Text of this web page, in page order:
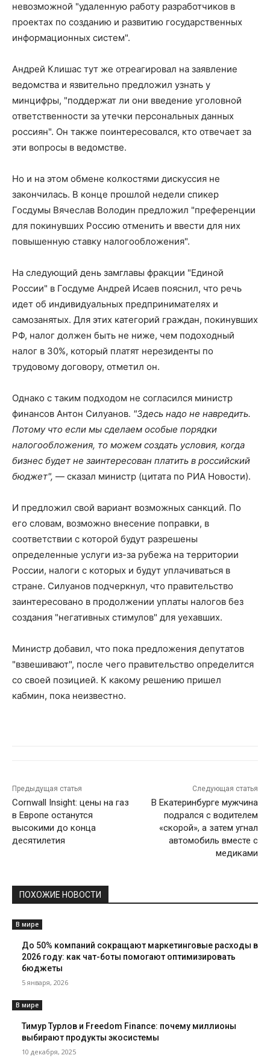
невозможной "удаленную работу разработчиков в
проектах по созданию и развитию государственных
информационных систем".
Андрей Клишас тут же отреагировал на заявление
ведомства и язвительно предложил узнать у
минцифры, "поддержат ли они введение уголовной
ответственности за утечки персональных данных
россиян". Он также поинтересовался, кто отвечает за
эти вопросы в ведомстве.
Но и на этом обмене колкостями дискуссия не
закончилась. В конце прошлой недели спикер
Госдумы Вячеслав Володин предложил "преференции
для покинувших Россию отменить и ввести для них
повышенную ставку налогообложения".
На следующий день замглавы фракции "Единой
России" в Госдуме Андрей Исаев пояснил, что речь
идет об индивидуальных предпринимателях и
самозанятых. Для этих категорий граждан, покинувших
РФ, налог должен быть не ниже, чем подоходный
налог в 30%, который платят нерезиденты по
трудовому договору, отметил он.
Однако с таким подходом не согласился министр
финансов Антон Силуанов. "Здесь надо не навредить.
Потому что если мы сделаем особые порядки
налогообложения, то можем создать условия, когда
бизнес будет не заинтересован платить в российский
бюджет", — сказал министр (цитата по РИА Новости).
И предложил свой вариант возможных санкций. По
его словам, возможно внесение поправки, в
соответствии с которой будут разрешены
определенные услуги из-за рубежа на территории
России, налоги с которых и будут уплачиваться в
стране. Силуанов подчеркнул, что правительство
заинтересовано в продолжении уплаты налогов без
создания "негативных стимулов" для уехавших.
Министр добавил, что пока предложения депутатов
"взвешивают", после чего правительство определится
со своей позицией. К какому решению пришел
кабмин, пока неизвестно.
Предыдущая статья
Cornwall Insight: цены на газ
в Европе останутся
высокими до конца
десятилетия
Следующая статья
В Екатеринбурге мужчина
подрался с водителем
«скорой», а затем угнал
автомобиль вместе с
медиками
ПОХОЖИЕ НОВОСТИ
В мире
До 50% компаний сокращают маркетинговые расходы в
2026 году: как чат-боты помогают оптимизировать
бюджеты
5 января, 2026
В мире
Тимур Турлов и Freedom Finance: почему миллионы
выбирают продукты экосистемы
10 декабря, 2025